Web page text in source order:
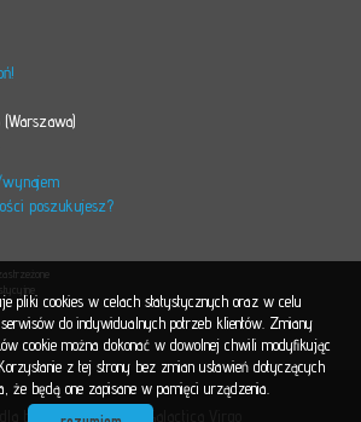
poszukujesz?
dla biur nieruchomości
pliki cookies w celach statystycznych oraz w celu
do indywidualnych potrzeb klientów. Zmiany
cookie można dokonać w dowolnej chwili modyfikując
z tej strony bez zmian ustawień dotyczących
że będą one zapisane w pamięci urządzenia.